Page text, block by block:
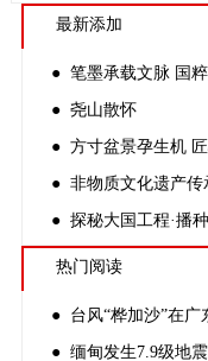
最新添加
● 尧山散怀
● 方寸盆景孕生机
● 非物质文化遗产
热门阅读
● 缅甸发生7.9级地